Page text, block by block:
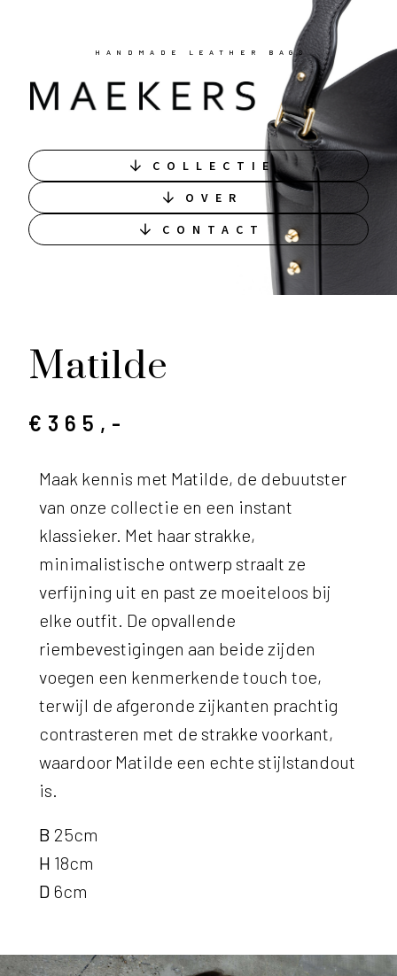
HANDMADE LEATHER BAGS
COLLECTIE
OVER
CONTACT
Matilde
€365,-
Maak kennis met Matilde, de debuutster
van onze collectie en een instant
klassieker. Met haar strakke,
minimalistische ontwerp straalt ze
verfijning uit en past ze moeiteloos bij
elke outfit. De opvallende
riembevestigingen aan beide zijden
voegen een kenmerkende touch toe,
terwijl de afgeronde zijkanten prachtig
contrasteren met de strakke voorkant,
waardoor Matilde een echte stijlstandout
is.
B 25cm
H 18cm
D 6cm